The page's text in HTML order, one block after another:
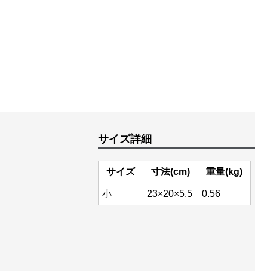
サイズ詳細
サイズ 寸法(cm) 重量(kg)
小 23×20×5.5 0.56